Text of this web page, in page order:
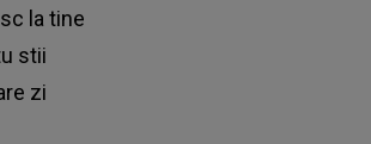
lа tіnе
ѕtіі
zі